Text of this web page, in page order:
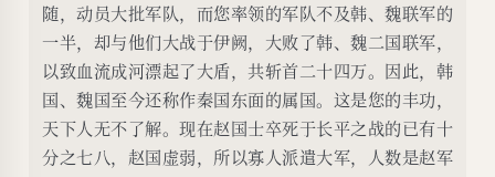
随，动员大批军队，而您率领的军队不及韩、魏联军的
一半，却与他们大战于伊阙，大败了韩、魏二国联军，
以致血流成河漂起了大盾，共斩首二十四万。因此，韩
国、魏国至今还称作秦国东面的属国。这是您的丰功，
天下人无不了解。现在赵国士卒死于长平之战的已有十
分之七八，赵国虚弱，所以寡人派遣大军，人数是赵军